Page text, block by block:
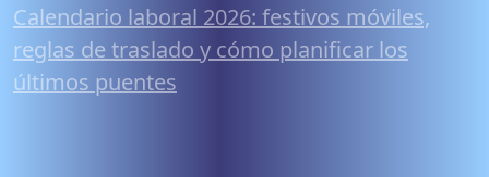
Calendario laboral 2026: festivos móviles,
reglas de traslado y cómo planificar los
últimos puentes